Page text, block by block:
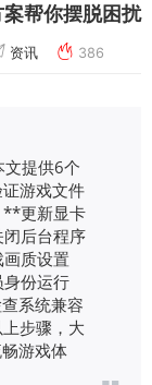
帮你摆脱困扰
资讯 386
提供6个
游戏文件
**更新显卡
后台程序
质设置
份运行
系统兼容
步骤，大
游戏体